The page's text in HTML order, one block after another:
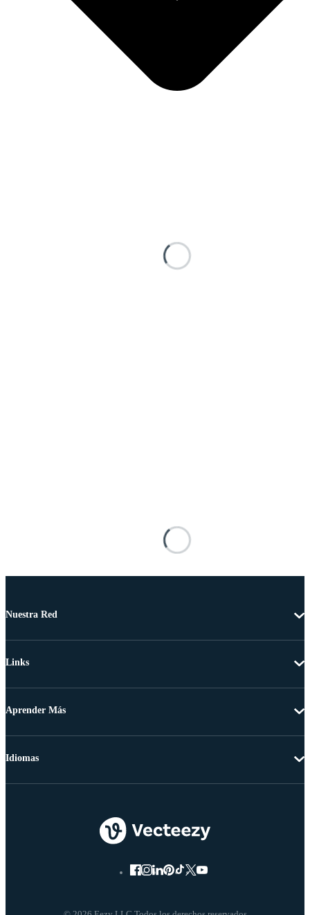
Nuestra Red
Links
Aprender Más
Idiomas